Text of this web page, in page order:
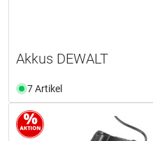
Akkus DEWALT
7 Artikel